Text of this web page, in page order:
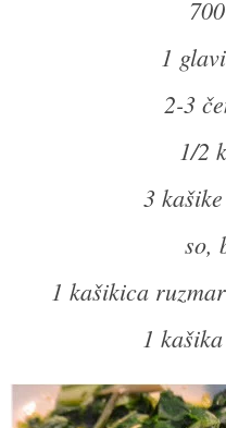
1
2-3
1/2
3
so,
1 kašikica
1